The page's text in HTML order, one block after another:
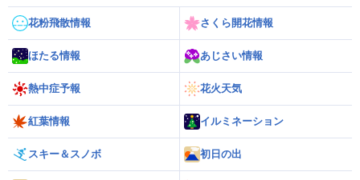
花粉飛散情報 さくら開花情報
ほたる情報 あじさい情報
熱中症予報 花火天気
紅葉情報 イルミネーション
スキー＆スノボ 初日の出